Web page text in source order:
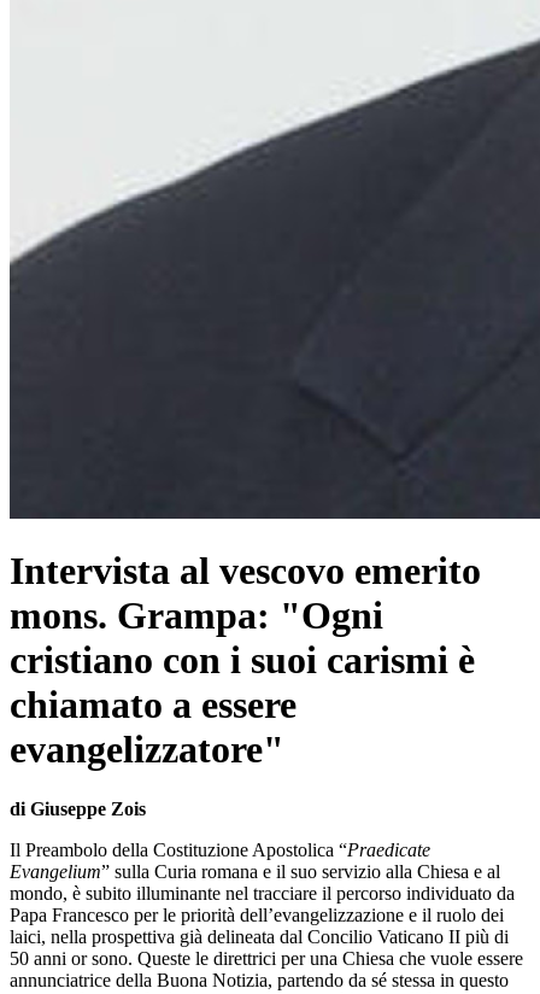
Intervista al vescovo emerito
mons. Grampa: "Ogni
cristiano con i suoi carismi è
chiamato a essere
evangelizzatore"
di Giuseppe Zois
Il Preambolo della Costituzione Apostolica “Praedicate
Evangelium” sulla Curia romana e il suo servizio alla Chiesa e al
mondo, è subito illuminante nel tracciare il percorso individuato da
Papa Francesco per le priorità dell’evangelizzazione e il ruolo dei
laici, nella prospettiva già delineata dal Concilio Vaticano II più di
50 anni or sono. Queste le direttrici per una Chiesa che vuole essere
annunciatrice della Buona Notizia, partendo da sé stessa in questo